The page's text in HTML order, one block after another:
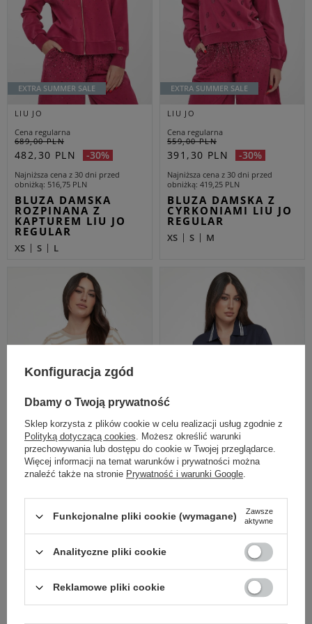
EXTRA SUMMER SALE
LIU JO
Cena regularna
689,00 PLN
482,30 PLN -30%
Najniższa cena z 30 dni przed
obniżką 516,75 PLN
BLUZA DAMSKA
ROZPINANA Z
KAPTUREM LIU JO
REGULAR
XS S L
EXTRA SUMMER SALE
LIU JO
Cena regularna
559,00 PLN
391,30 PLN -30%
Najniższa cena z 30 dni przed
obniżką 419,25 PLN
BLUZA DAMSKA Z
CYRKONIAMI LIU JO
REGULAR
XS S M
EXTRA SUMMER SALE
Cena regularna
519,00 PLN
363,30 PLN -30%
Najniższa cena z 30 dni przed
PASKI LIU JO
EXTRA SUMMER SALE
Cena regularna
649,00 PLN
454,30 PLN -30%
Najniższa cena z 30 dni przed
BLUZA DAMSKA
ROZPINANA LIU JO
Konfiguracja zgód
Dbamy o Twoją prywatność
Sklep korzysta z plików cookie w celu realizacji usług zgodnie z
Polityką dotyczącą cookies. Możesz określić warunki
przechowywania lub dostępu do cookie w Twojej przeglądarce.
Więcej informacji na temat warunków i prywatności można
znaleźć także na stronie Prywatność i warunki Google.
Funkcjonalne pliki cookie (wymagane)
Zawsze
aktywne
Analityczne pliki cookie
Reklamowe pliki cookie